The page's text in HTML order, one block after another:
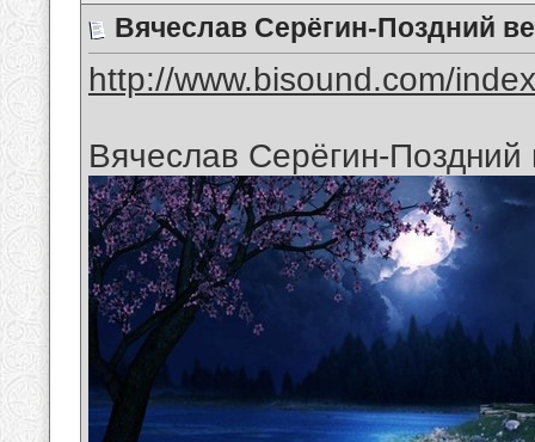
Вячеслав Серёгин-Поздний
http://www.bisound.com/
Вячеслав Серёгин-Поздний